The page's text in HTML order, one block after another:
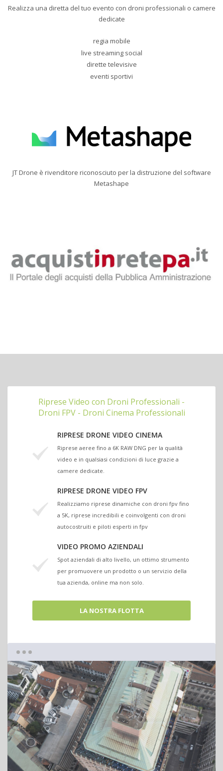
Realizza una diretta del tuo evento con droni professionali o camere
dedicate
regia mobile
live streaming social
dirette televisive
eventi sportivi
JT Drone è rivenditore riconosciuto per la distruzione del software
Metashape
Riprese Video con Droni Professionali -
Droni FPV - Droni Cinema Professionali
RIPRESE DRONE VIDEO CINEMA
Riprese aeree fino a 6K RAW DNG per la qualità
video e in qualsiasi condizioni di luce grazie a
camere dedicate.
RIPRESE DRONE VIDEO FPV
Realizziamo riprese dinamiche con droni fpv fino
a 5K, riprese incredibili e coinvolgenti con droni
autocostruiti e piloti esperti in fpv
VIDEO PROMO AZIENDALI
Spot aziendali di alto livello, un ottimo strumento
per promuovere un prodotto o un servizio della
tua azienda, online ma non solo.
LA NOSTRA FLOTTA